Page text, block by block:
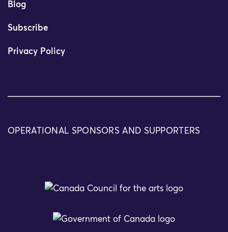
Blog
Subscribe
Privacy Policy
OPERATIONAL SPONSORS AND SUPPORTERS